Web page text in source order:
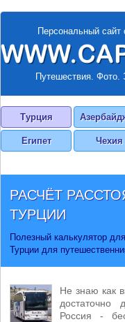
Персональный сайт
Путешествия.
Турция
Египет Чехия
РАСЧЁТ
ТУРЦИИ
Полезный калькулятор
Турции для
Не знаю как
достаточно
Россия -